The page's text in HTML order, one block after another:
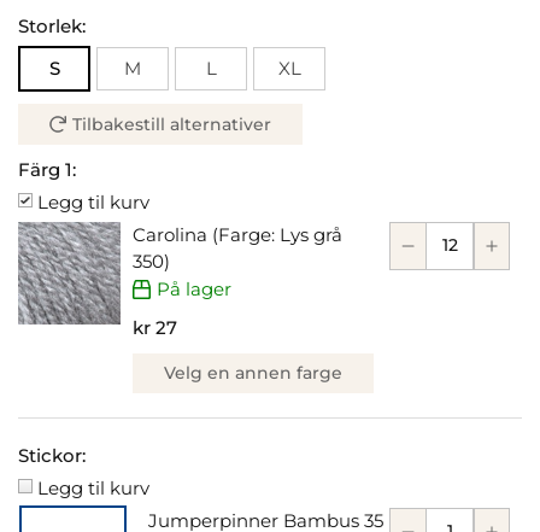
Storlek:
S
M L XL
Tilbakestill alternativer
Färg 1:
Legg til kurv
Carolina (Farge: Lys grå
350)
På lager
kr 27
Velg en annen farge
Stickor:
Legg til kurv
Jumperpinner Bambus 35